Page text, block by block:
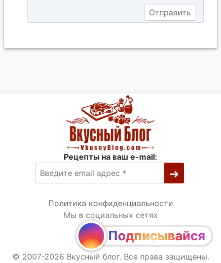
Рецепты на ваш e-mail:
Политика конфиденциальности
Мы в социальных сетях
Подписывайся
© 2007-2026 Вкусный блог. Все права защищены.